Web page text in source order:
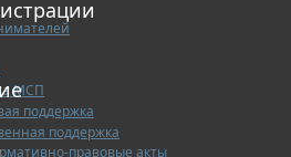
МСП
поддержка
поддержка
правовые акты